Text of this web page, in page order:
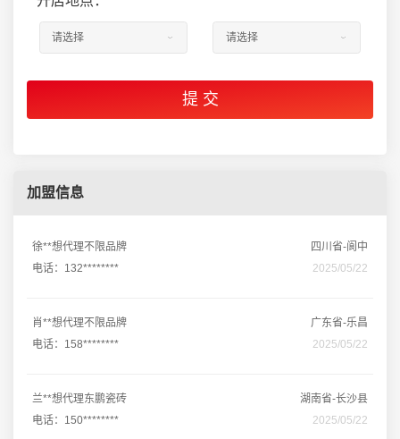
加盟信息
徐**想代理不限品牌
四川省-阆中
电话：132********
2025/05/22
肖**想代理不限品牌
广东省-乐昌
电话：158********
2025/05/22
兰**想代理东鹏瓷砖
湖南省-长沙县
电话：150********
2025/05/22